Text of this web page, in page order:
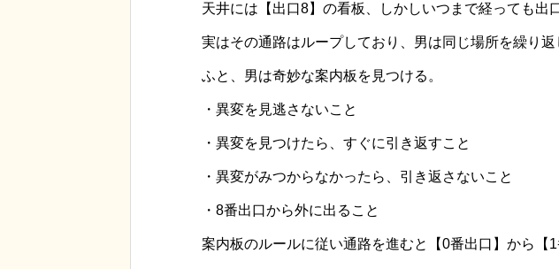
天井には【出口8】の看板、しかしいつまで経っても出
実はその通路はループしており、男は同じ場所を繰り返
ふと、男は奇妙な案内板を見つける。
・異変を見逃さないこと
・異変を見つけたら、すぐに引き返すこと
・異変がみつからなかったら、引き返さないこと
・8番出口から外に出ること
案内板のルールに従い通路を進むと【0番出口】から【